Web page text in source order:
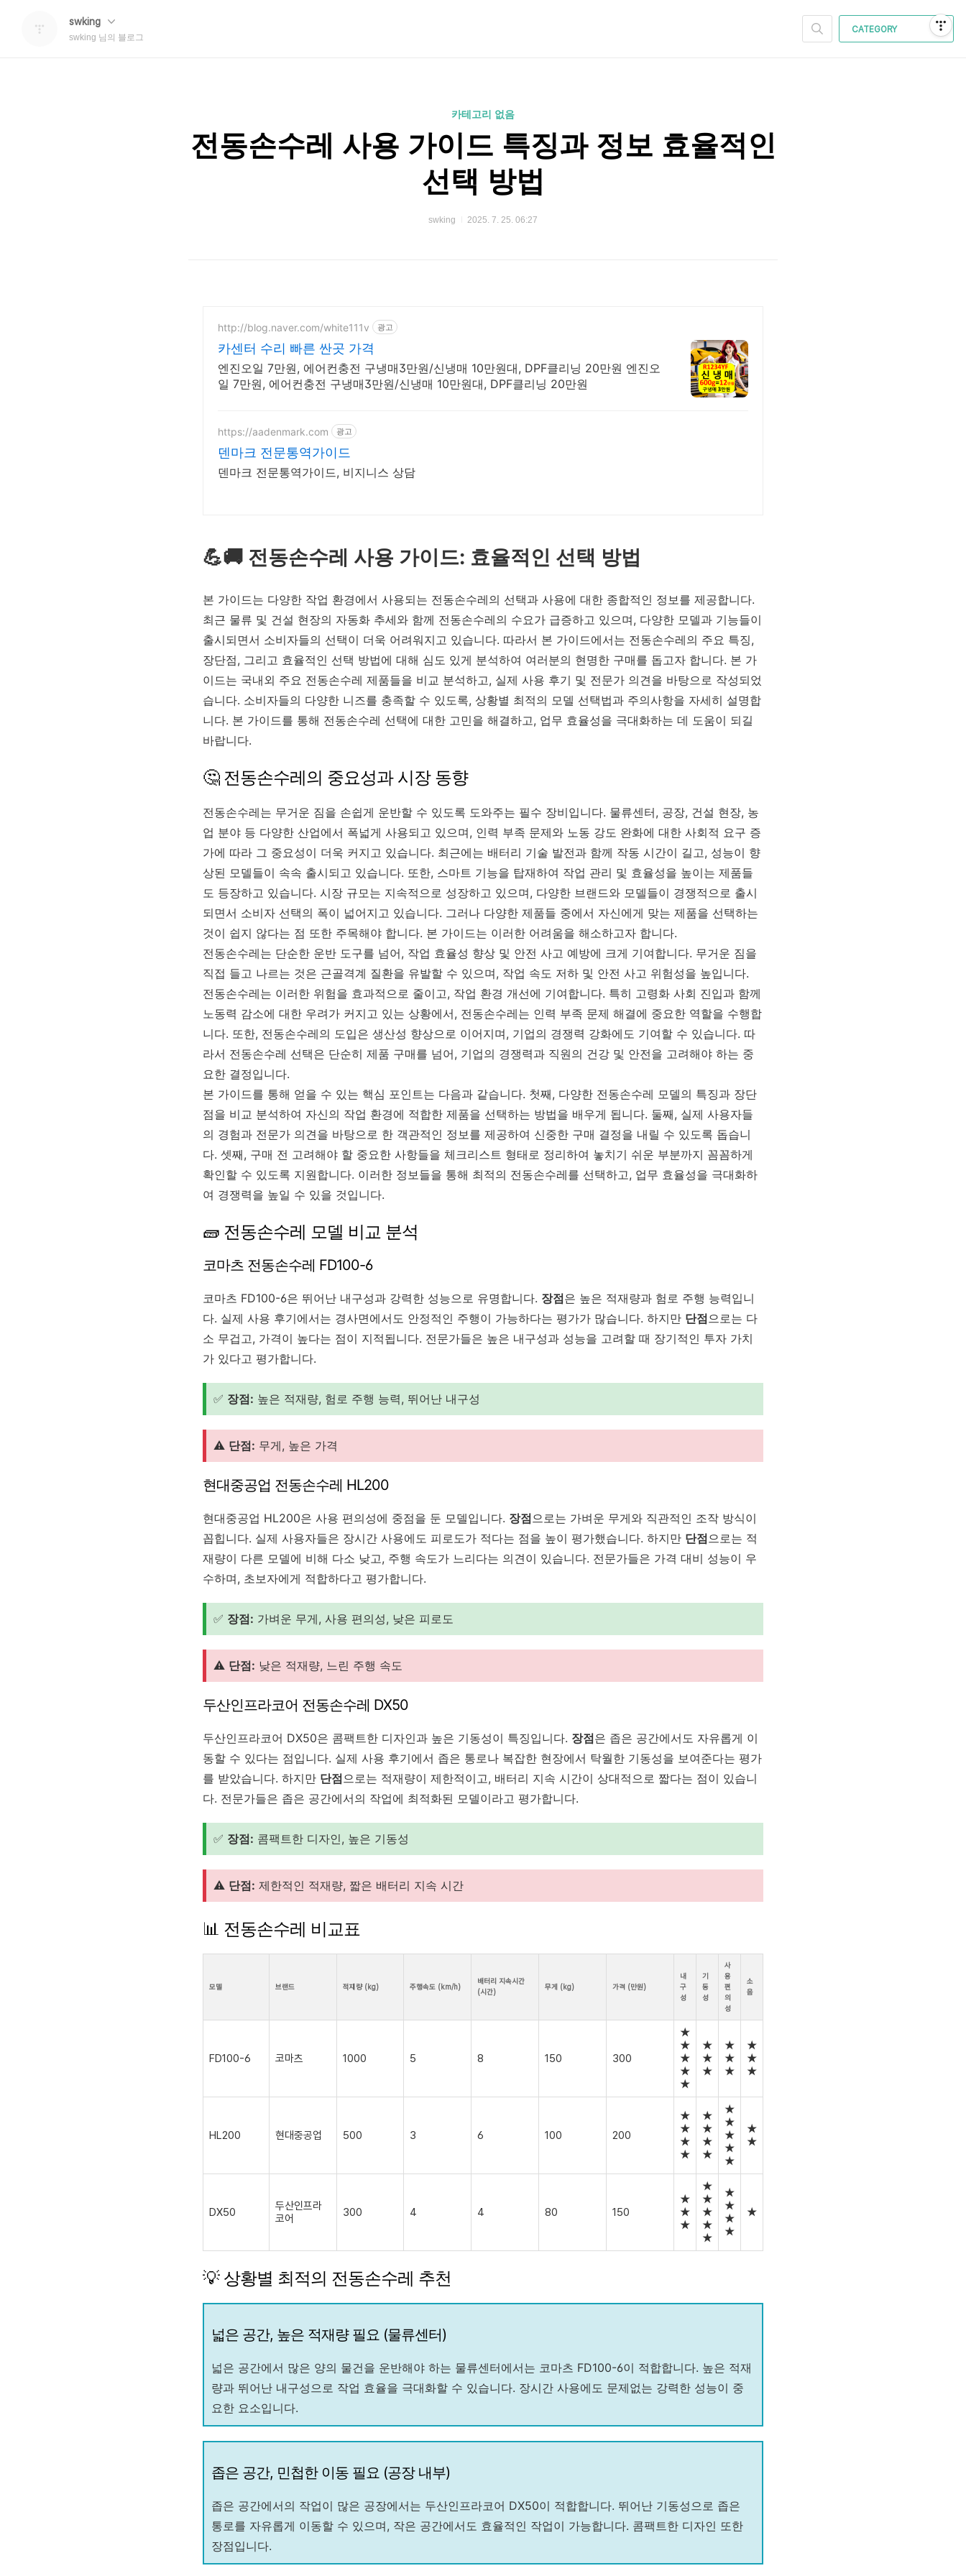
swking
swking 님의 블로그
CATEGORY
카테고리 없음
전동손수레 사용 가이드 특징과 정보 효율적인
선택 방법
swking 2025. 7. 25. 06:27
http://blog.naver.com/white111v 광고
카센터 수리 빠른 싼곳 가격
엔진오일 7만원, 에어컨충전 구냉매3만원/신냉매 10만원대, DPF클리닝 20만원 엔진오
일 7만원, 에어컨충전 구냉매3만원/신냉매 10만원대, DPF클리닝 20만원
https://aadenmark.com 광고
덴마크 전문통역가이드
덴마크 전문통역가이드, 비지니스 상담
💪🚚 전동손수레 사용 가이드: 효율적인 선택 방법
본 가이드는 다양한 작업 환경에서 사용되는 전동손수레의 선택과 사용에 대한 종합적인 정보를 제공합니다.
최근 물류 및 건설 현장의 자동화 추세와 함께 전동손수레의 수요가 급증하고 있으며, 다양한 모델과 기능들이
출시되면서 소비자들의 선택이 더욱 어려워지고 있습니다. 따라서 본 가이드에서는 전동손수레의 주요 특징,
장단점, 그리고 효율적인 선택 방법에 대해 심도 있게 분석하여 여러분의 현명한 구매를 돕고자 합니다. 본 가
이드는 국내외 주요 전동손수레 제품들을 비교 분석하고, 실제 사용 후기 및 전문가 의견을 바탕으로 작성되었
습니다. 소비자들의 다양한 니즈를 충족할 수 있도록, 상황별 최적의 모델 선택법과 주의사항을 자세히 설명합
니다. 본 가이드를 통해 전동손수레 선택에 대한 고민을 해결하고, 업무 효율성을 극대화하는 데 도움이 되길
바랍니다.
🤔 전동손수레의 중요성과 시장 동향
전동손수레는 무거운 짐을 손쉽게 운반할 수 있도록 도와주는 필수 장비입니다. 물류센터, 공장, 건설 현장, 농
업 분야 등 다양한 산업에서 폭넓게 사용되고 있으며, 인력 부족 문제와 노동 강도 완화에 대한 사회적 요구 증
가에 따라 그 중요성이 더욱 커지고 있습니다. 최근에는 배터리 기술 발전과 함께 작동 시간이 길고, 성능이 향
상된 모델들이 속속 출시되고 있습니다. 또한, 스마트 기능을 탑재하여 작업 관리 및 효율성을 높이는 제품들
도 등장하고 있습니다. 시장 규모는 지속적으로 성장하고 있으며, 다양한 브랜드와 모델들이 경쟁적으로 출시
되면서 소비자 선택의 폭이 넓어지고 있습니다. 그러나 다양한 제품들 중에서 자신에게 맞는 제품을 선택하는
것이 쉽지 않다는 점 또한 주목해야 합니다. 본 가이드는 이러한 어려움을 해소하고자 합니다.
전동손수레는 단순한 운반 도구를 넘어, 작업 효율성 향상 및 안전 사고 예방에 크게 기여합니다. 무거운 짐을
직접 들고 나르는 것은 근골격계 질환을 유발할 수 있으며, 작업 속도 저하 및 안전 사고 위험성을 높입니다.
전동손수레는 이러한 위험을 효과적으로 줄이고, 작업 환경 개선에 기여합니다. 특히 고령화 사회 진입과 함께
노동력 감소에 대한 우려가 커지고 있는 상황에서, 전동손수레는 인력 부족 문제 해결에 중요한 역할을 수행합
니다. 또한, 전동손수레의 도입은 생산성 향상으로 이어지며, 기업의 경쟁력 강화에도 기여할 수 있습니다. 따
라서 전동손수레 선택은 단순히 제품 구매를 넘어, 기업의 경쟁력과 직원의 건강 및 안전을 고려해야 하는 중
요한 결정입니다.
본 가이드를 통해 얻을 수 있는 핵심 포인트는 다음과 같습니다. 첫째, 다양한 전동손수레 모델의 특징과 장단
점을 비교 분석하여 자신의 작업 환경에 적합한 제품을 선택하는 방법을 배우게 됩니다. 둘째, 실제 사용자들
의 경험과 전문가 의견을 바탕으로 한 객관적인 정보를 제공하여 신중한 구매 결정을 내릴 수 있도록 돕습니
다. 셋째, 구매 전 고려해야 할 중요한 사항들을 체크리스트 형태로 정리하여 놓치기 쉬운 부분까지 꼼꼼하게
확인할 수 있도록 지원합니다. 이러한 정보들을 통해 최적의 전동손수레를 선택하고, 업무 효율성을 극대화하
여 경쟁력을 높일 수 있을 것입니다.
🧱 전동손수레 모델 비교 분석
코마츠 전동손수레 FD100-6
코마츠 FD100-6은 뛰어난 내구성과 강력한 성능으로 유명합니다. 장점은 높은 적재량과 험로 주행 능력입니
다. 실제 사용 후기에서는 경사면에서도 안정적인 주행이 가능하다는 평가가 많습니다. 하지만 단점으로는 다
소 무겁고, 가격이 높다는 점이 지적됩니다. 전문가들은 높은 내구성과 성능을 고려할 때 장기적인 투자 가치
가 있다고 평가합니다.
✅ 장점: 높은 적재량, 험로 주행 능력, 뛰어난 내구성
⚠️ 단점: 무게, 높은 가격
현대중공업 전동손수레 HL200
현대중공업 HL200은 사용 편의성에 중점을 둔 모델입니다. 장점으로는 가벼운 무게와 직관적인 조작 방식이
꼽힙니다. 실제 사용자들은 장시간 사용에도 피로도가 적다는 점을 높이 평가했습니다. 하지만 단점으로는 적
재량이 다른 모델에 비해 다소 낮고, 주행 속도가 느리다는 의견이 있습니다. 전문가들은 가격 대비 성능이 우
수하며, 초보자에게 적합하다고 평가합니다.
✅ 장점: 가벼운 무게, 사용 편의성, 낮은 피로도
⚠️ 단점: 낮은 적재량, 느린 주행 속도
두산인프라코어 전동손수레 DX50
두산인프라코어 DX50은 콤팩트한 디자인과 높은 기동성이 특징입니다. 장점은 좁은 공간에서도 자유롭게 이
동할 수 있다는 점입니다. 실제 사용 후기에서 좁은 통로나 복잡한 현장에서 탁월한 기동성을 보여준다는 평가
를 받았습니다. 하지만 단점으로는 적재량이 제한적이고, 배터리 지속 시간이 상대적으로 짧다는 점이 있습니
다. 전문가들은 좁은 공간에서의 작업에 최적화된 모델이라고 평가합니다.
✅ 장점: 콤팩트한 디자인, 높은 기동성
⚠️ 단점: 제한적인 적재량, 짧은 배터리 지속 시간
📊 전동손수레 비교표
모델 브랜드 적재량 (kg) 주행속도 (km/h)
배터리 지속시간
(시간)
무게 (kg) 가격 (만원)
내
구
성
기
동
성
사
용
편
의
성
소
음
FD100-6 코마츠 1000 5 8 150 300
★
★
★
★
★
★
★
★
★
★
★
★
★
★
HL200 현대중공업 500 3 6 100 200
★
★
★
★
★
★
★
★
★
★
★
★
★
★
★
DX50
두산인프라
코어
300 4 4 80 150
★
★
★
★
★
★
★
★
★
★
★
★
★
💡 상황별 최적의 전동손수레 추천
넓은 공간, 높은 적재량 필요 (물류센터)
넓은 공간에서 많은 양의 물건을 운반해야 하는 물류센터에서는 코마츠 FD100-6이 적합합니다. 높은 적재
량과 뛰어난 내구성으로 작업 효율을 극대화할 수 있습니다. 장시간 사용에도 문제없는 강력한 성능이 중
요한 요소입니다.
좁은 공간, 민첩한 이동 필요 (공장 내부)
좁은 공간에서의 작업이 많은 공장에서는 두산인프라코어 DX50이 적합합니다. 뛰어난 기동성으로 좁은
통로를 자유롭게 이동할 수 있으며, 작은 공간에서도 효율적인 작업이 가능합니다. 콤팩트한 디자인 또한
장점입니다.